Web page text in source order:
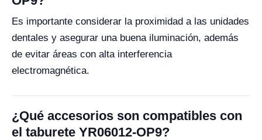
Es importante considerar la proximidad a las unidades
dentales y asegurar una buena iluminación, además
de evitar áreas con alta interferencia
electromagnética.
¿Qué accesorios son compatibles con
el taburete YR06012-OP9?